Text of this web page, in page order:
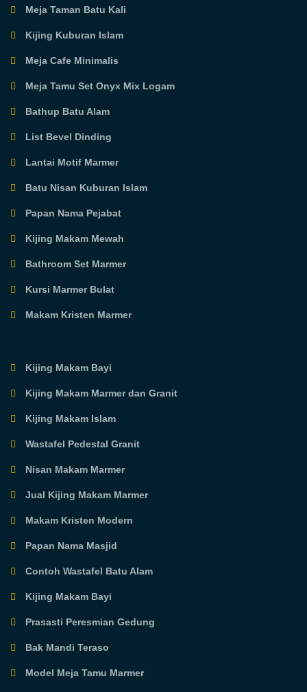
Meja Taman Batu Kali
Kijing Kuburan Islam
Meja Cafe Minimalis
Meja Tamu Set Onyx Mix Logam
Bathup Batu Alam
List Bevel Dinding
Lantai Motif Marmer
Batu Nisan Kuburan Islam
Papan Nama Pejabat
Kijing Makam Mewah
Bathroom Set Marmer
Kursi Marmer Bulat
Makam Kristen Marmer
Kijing Makam Bayi
Kijing Makam Marmer dan Granit
Kijing Makam Islam
Wastafel Pedestal Granit
Nisan Makam Marmer
Jual Kijing Makam Marmer
Makam Kristen Modern
Papan Nama Masjid
Contoh Wastafel Batu Alam
Kijing Makam Bayi
Prasasti Peresmian Gedung
Bak Mandi Teraso
Model Meja Tamu Marmer